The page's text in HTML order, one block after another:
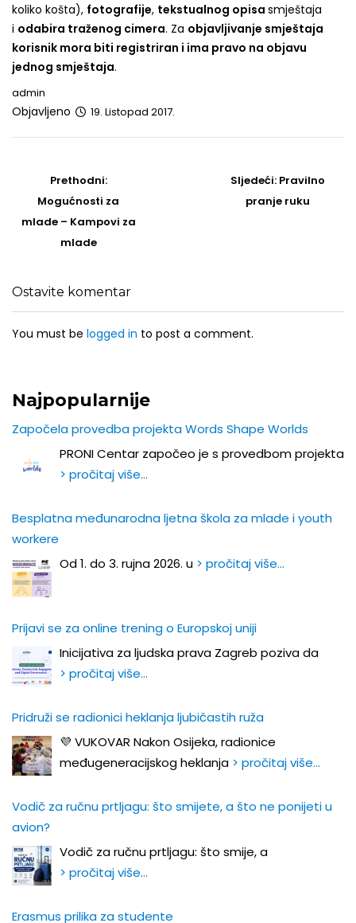
koliko košta), fotografije, tekstualnog opisa smještaja
i odabira traženog cimera. Za objavljivanje smještaja
korisnik mora biti registriran i ima pravo na objavu
jednog smještaja.
admin
Objavljeno 19. Listopad 2017.
navigation
Prethodni:Prethodni
post
Mogućnosti za
mlade – Kampovi za
mlade
Sljedeći: Sljedeći
Post
Pravilno
pranje ruku
Ostavite komentar
You must be logged in to post a comment.
Najpopularnije
Započela provedba projekta Words Shape Worlds
PRONI Centar započeo je s provedbom projekta
> pročitaj više…
Besplatna međunarodna ljetna škola za mlade i youth
workere
Od 1. do 3. rujna 2026. u > pročitaj više…
Prijavi se za online trening o Europskoj uniji
Inicijativa za ljudska prava Zagreb poziva da
> pročitaj više…
Pridruži se radionici heklanja ljubičastih ruža
💜 VUKOVAR Nakon Osijeka, radionice
međugeneracijskog heklanja > pročitaj više…
Vodič za ručnu prtljagu: što smijete, a što ne ponijeti u
avion?
Vodič za ručnu prtljagu: što smije, a
> pročitaj više…
Erasmus prilika za studente